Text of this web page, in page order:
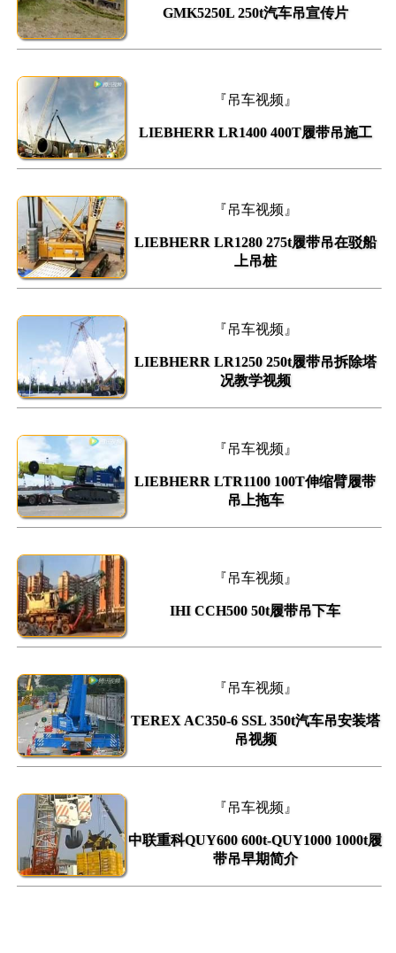
GMK5250L 250t汽车吊宣传片
『吊车视频』
LIEBHERR LR1400 400T履带吊施工
『吊车视频』
LIEBHERR LR1280 275t履带吊在驳船
上吊桩
『吊车视频』
LIEBHERR LR1250 250t履带吊拆除塔
况教学视频
『吊车视频』
LIEBHERR LTR1100 100T伸缩臂履带
吊上拖车
『吊车视频』
IHI CCH500 50t履带吊下车
『吊车视频』
TEREX AC350-6 SSL 350t汽车吊安装塔
吊视频
『吊车视频』
中联重科QUY600 600t-QUY1000 1000t履
带吊早期简介